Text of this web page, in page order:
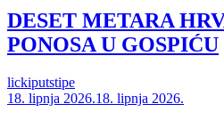
DESET METARA
PONOSA U GOSPIĆU
lickiputstipe
18. lipnja 2026.18. lipnja 2026.